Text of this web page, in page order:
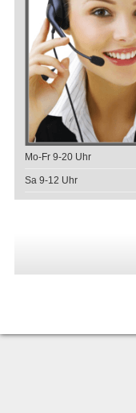
Mo-Fr 9-20 Uhr
Sa 9-12 Uhr